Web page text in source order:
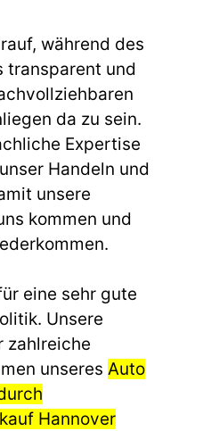
während des
transparent und
da zu sein.
Expertise
Handeln und
unsere
kommen und
eine sehr gute
Unsere
zahlreiche
unseres Auto
Hannover